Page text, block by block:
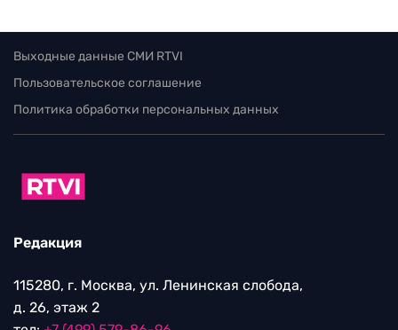
Выходные данные СМИ RTVI
Пользовательское соглашение
Политика обработки персональных данных
Редакция
115280, г. Москва, ул. Ленинская слобода,
д. 26, этаж 2